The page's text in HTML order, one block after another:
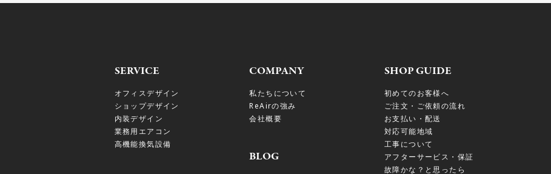
SERVICE
オフィスデザイン
ショップデザイン
内装デザイン
業務用エアコン
高機能換気設備
COMPANY
私たちについて
ReAirの強み
会社概要
BLOG
SHOP GUIDE
初めてのお客様へ
ご注文・ご依頼の流れ
お支払い・配送
対応可能地域
工事について
アフターサービス・保証
故障かな？と思ったら